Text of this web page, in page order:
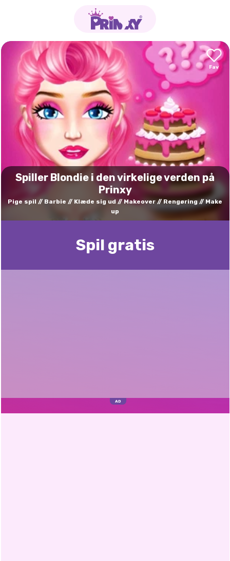
Spiller Blondie i den virkelige verden på
Prinxy
Pige spil Barbie Klæde sig ud Makeover Rengøring
Make
up
Spil gratis